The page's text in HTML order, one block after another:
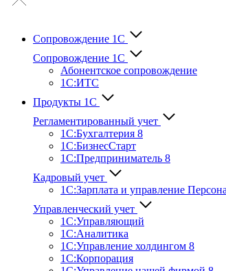
Сопровождение 1С
Сопровождение 1С
Абонентское сопровождение
1С:ИТС
Продукты 1С
Регламентированный учет
1C:Бухгалтерия 8
1С:БизнесСтарт
1C:Предприниматель 8
Кадровый учет
1С:Зарплата и управление
Управленческий учет
1С:Управляющий
1С:Аналитика
1С:Управление холдингом 8
1С:Корпорация